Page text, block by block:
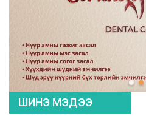
ШИНЭ МЭДЭЭ